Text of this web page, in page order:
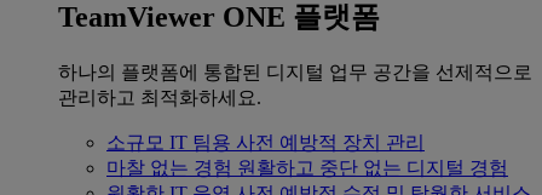
TeamViewer ONE 플랫폼
하나의 플랫폼에 통합된 디지털 업무 공간을 선제적으로
관리하고 최적화하세요.
소규모 IT 팀용 사전 예방적 장치 관리
마찰 없는 경험 원활하고 중단 없는 디지털 경험